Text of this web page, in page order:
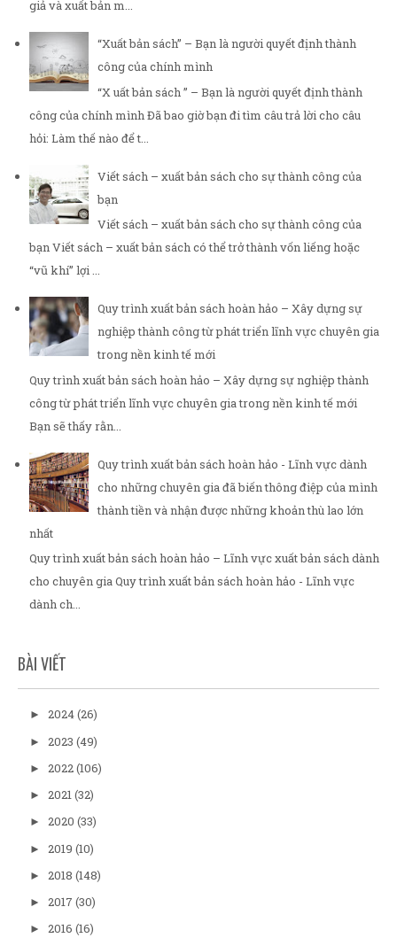
giả và xuất bản m...
“Xuất bản sách” – Bạn là người quyết định thành
công của chính mình
“X uất bản sách ” – Bạn là người quyết định thành
công của chính mình Đã bao giờ bạn đi tìm câu trả lời cho câu
hỏi: Làm thế nào để t...
Viết sách – xuất bản sách cho sự thành công của
bạn
Viết sách – xuất bản sách cho sự thành công của
bạn Viết sách – xuất bản sách có thể trở thành vốn liếng hoặc
“vũ khí” lợi ...
Quy trình xuất bản sách hoàn hảo – Xây dựng sự
nghiệp thành công từ phát triển lĩnh vực chuyên gia
trong nền kinh tế mới
Quy trình xuất bản sách hoàn hảo – Xây dựng sự nghiệp thành
công từ phát triển lĩnh vực chuyên gia trong nền kinh tế mới
Bạn sẽ thấy rằn...
Quy trình xuất bản sách hoàn hảo - Lĩnh vực dành
cho những chuyên gia đã biến thông điệp của mình
thành tiền và nhận được những khoản thù lao lớn
nhất
Quy trình xuất bản sách hoàn hảo – Lĩnh vực xuất bản sách dành
cho chuyên gia Quy trình xuất bản sách hoàn hảo - Lĩnh vực
dành ch...
BÀI VIẾT
► 2024(26)
► 2023 (49)
► 2022(106)
► 2021(32)
► 2020 (33)
► 2019 (10)
► 2018 (148)
► 2017 (30)
► 2016 (16)